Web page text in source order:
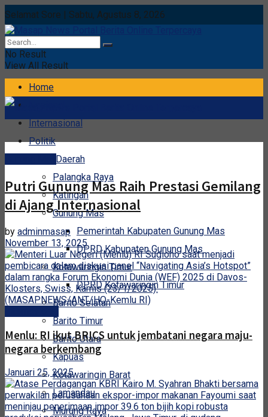
Selamat Sore | Sabtu, Agustus 8, 2026
No Result
View All Result
Home
Internasional
Politik
Berita Daerah
Palangka Raya
Katingan
Gunung Mas
Pemerintah Kabupaten Gunung Mas
DPRD Kabupaten Gunung Mas
Kotawaringin Timur
DPRD Kotawaringin Timur
Barito Selatan
Barito Timur
Barito Utara
Kapuas
Kotawaringin Barat
Lamandau
Murung Raya
Putri Gunung Mas Raih Prestasi Gemilang
di Ajang Internasional
by adminmasap
November 13, 2025
Menlu: RI ikut BRICS untuk jembatani negara maju-
negara berkembang
Januari 25, 2025